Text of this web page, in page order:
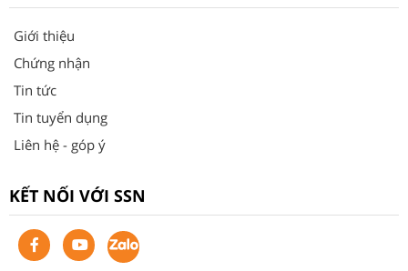
Giới thiệu
Chứng nhận
Tin tức
Tin tuyển dụng
Liên hệ - góp ý
KẾT NỐI VỚI SSN